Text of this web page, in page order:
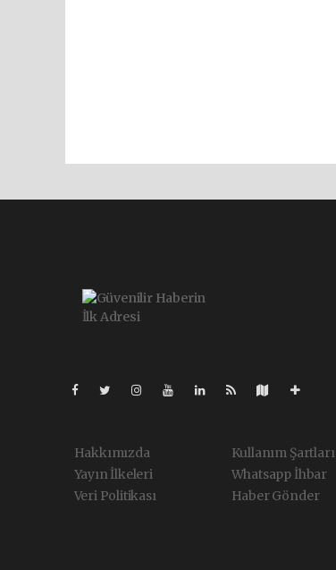
Hakkımızda
Yayın İlkeleri
Veri Politikası
Kullanım Şartları
Whatsapp İhbar
Haber Gönder